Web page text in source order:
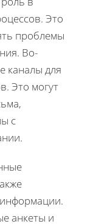
Это
проблемы
Во-
каналы для
Это могут
с
анкеты и